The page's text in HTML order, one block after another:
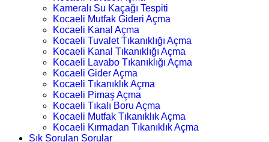
Kameralı Su Kaçağı Tespiti
Kocaeli Mutfak Gideri Açma
Kocaeli Kanal Açma
Kocaeli Tuvalet Tıkanıklığı Açma
Kocaeli Kanal Tıkanıklığı Açma
Kocaeli Lavabo Tıkanıklığı Açma
Kocaeli Gider Açma
Kocaeli Tıkanıklık Açma
Kocaeli Pimaş Açma
Kocaeli Tıkalı Boru Açma
Kocaeli Mutfak Tıkanıklık Açma
Kocaeli Kırmadan Tıkanıklık Açma
Sık Sorulan Sorular